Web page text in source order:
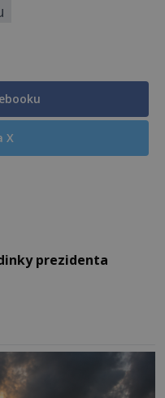
X
prezidenta